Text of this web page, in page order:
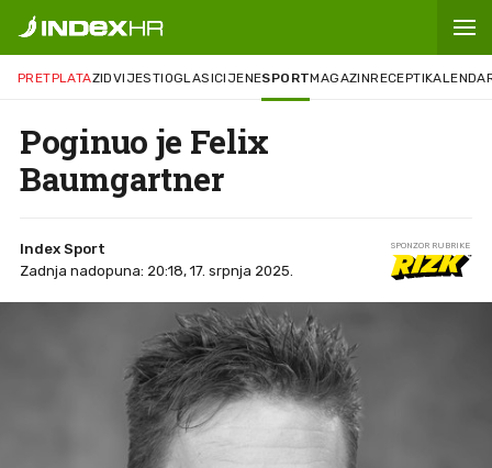
PRETPLATAZIDVIJESTIOGLASICIJENESPORTMAGAZINRECEPTI
Poginuo je Felix
Baumgartner
Index Sport
Zadnja nadopuna: 20:18, 17. srpnja 2025.
SPONZOR RUBRIKE